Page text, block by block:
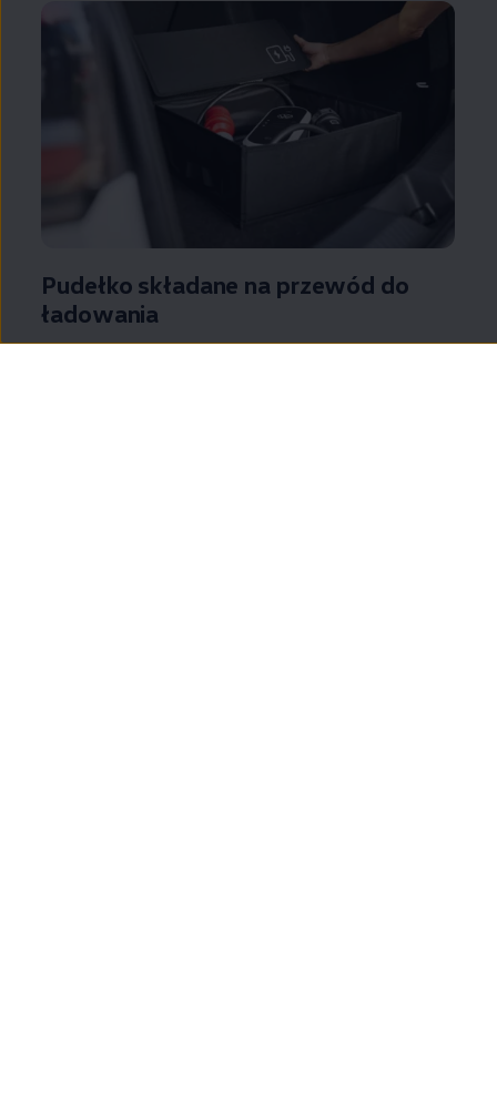
Pudełko składane na przewód do
ładowania
Składane pudełko – w zestawie z rękawiczkami i